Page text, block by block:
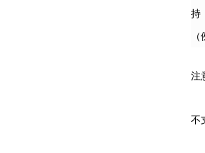
持
注
不